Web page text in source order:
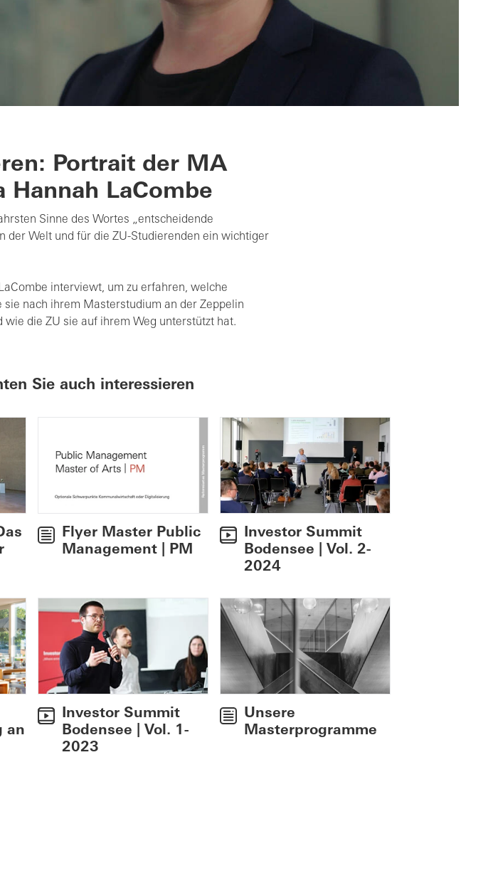
Portrait der MA
Hannah LaCombe
Sinne des Wortes „entscheidende
der Welt und für die ZU-Studierenden ein wichtiger
interviewt, um zu erfahren, welche
nach ihrem Masterstudium an der Zeppelin
wie die ZU sie auf ihrem Weg unterstützt hat.
Sie auch interessieren
Flyer Master Public
Management | PM
Investor Summit
Bodensee | Vol. 2-
2024
an
Investor Summit
Bodensee | Vol. 1-
2023
Unsere
Masterprogramme